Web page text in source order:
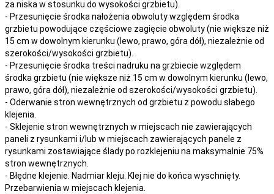
za niska w stosunku do wysokości grzbietu).
- Przesunięcie środka nałożenia obwoluty względem środka
grzbietu powodujące częściowe zagięcie obwoluty (nie większe niż
15 cm w dowolnym kierunku (lewo, prawo, góra dół), niezależnie od
szerokości/wysokości grzbietu).
- Przesunięcie środka treści nadruku na grzbiecie względem
środka grzbietu (nie większe niż 15 cm w dowolnym kierunku (lewo,
prawo, góra dół), niezależnie od szerokości/wysokości grzbietu).
- Oderwanie stron wewnętrznych od grzbietu z powodu słabego
klejenia.
- Sklejenie stron wewnętrznych w miejscach nie zawierających
paneli z rysunkami i/lub w miejscach zawierających panele z
rysunkami zostawiające ślady po rozklejeniu na maksymalnie 75%
stron wewnętrznych.
- Błędne klejenie. Nadmiar kleju. Klej nie do końca wyschnięty.
Przebarwienia w miejscach klejenia.